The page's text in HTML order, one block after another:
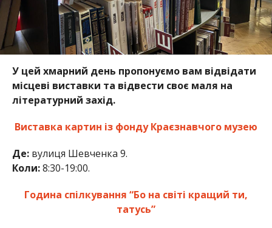
У цей хмарний день пропонуємо вам відвідати
місцеві виставки та відвести своє маля на
літературний захід.
Виставка картин із фонду Краєзнавчого музею
Де:вулиця Шевченка 9.
Коли:8:30-19:00.
Година спілкування “Бо на світі кращий ти,
татусь”